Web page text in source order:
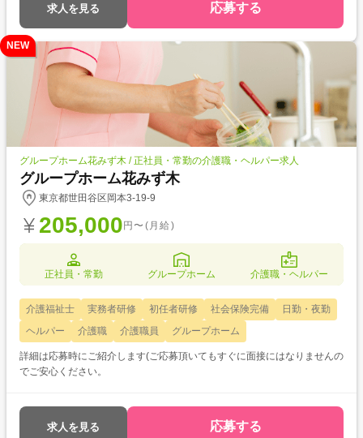
求人を見る 応募する
NEW
グループホーム花みず木 / 正社員・常勤の介護職・ヘルパー求人
グループホーム花みず木
東京都世田谷区岡本3-19-9
205,000 円〜(月給)
正社員・常勤 グループホーム 介護職・ヘルパー
介護福祉士 実務者研修 初任者研修 社会保険完備
日勤・夜勤
ヘルパー
介護職 介護職員 グループホーム
詳細は応募時にご紹介します(ご応募頂いてもすぐに面接にはなりませんの
でご安心ください。
求人を見る 応募する